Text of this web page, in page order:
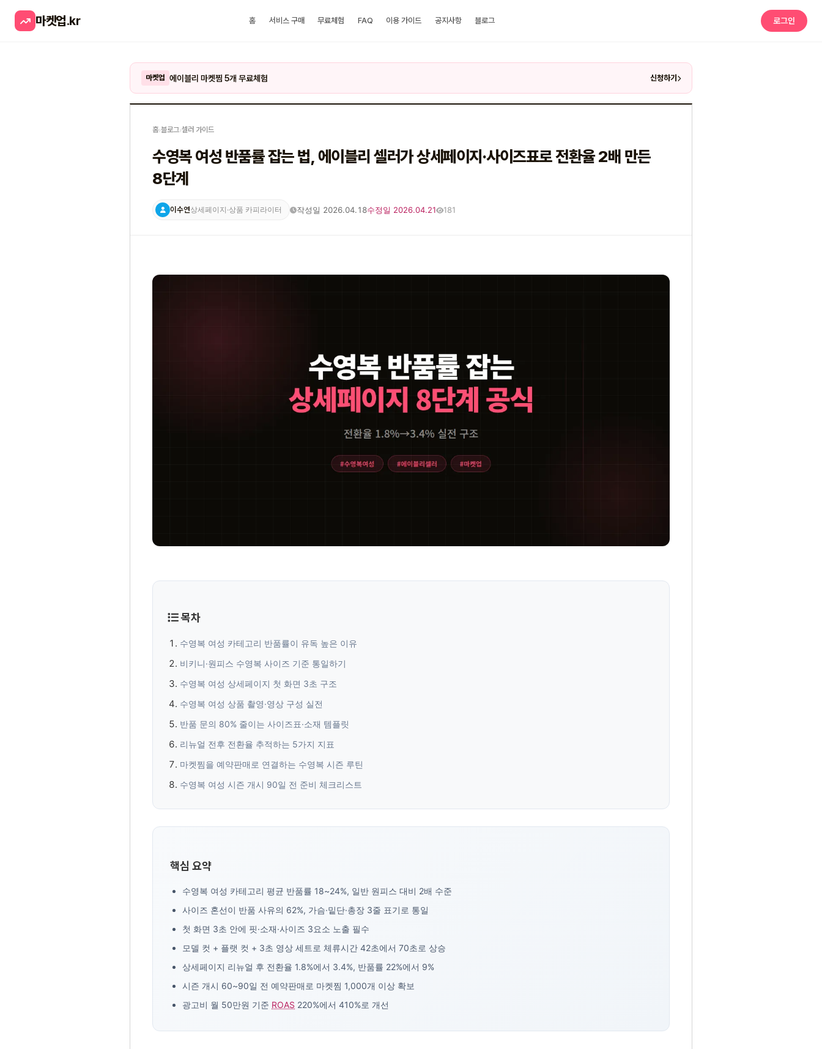
마켓업.kr 홈 서비스 구매 무료체험 FAQ 이용 가이드 공지사항 블로그 로그인
마켓업 에이블리 마켓찜 5개 무료체험 신청하기
홈›블로그›셀러 가이드
수영복 여성 반품률 잡는 법, 에이블리 셀러가 상세페이지·사이즈표로 전환율 2배 만든
8단계
이수연상세페이지·상품 카피라이터 작성일 2026.04.18수정일 2026.04.21 181
목차
수영복 여성 카테고리 반품률이 유독 높은 이유
비키니·원피스 수영복 사이즈 기준 통일하기
수영복 여성 상세페이지 첫 화면 3초 구조
수영복 여성 상품 촬영·영상 구성 실전
반품 문의 80% 줄이는 사이즈표·소재 템플릿
리뉴얼 전후 전환율 추적하는 5가지 지표
마켓찜을 예약판매로 연결하는 수영복 시즌 루틴
수영복 여성 시즌 개시 90일 전 준비 체크리스트
핵심 요약
수영복 여성 카테고리 평균 반품률 18~24%, 일반 원피스 대비 2배 수준
사이즈 혼선이 반품 사유의 62%, 가슴·밑단·총장 3줄 표기로 통일
첫 화면 3초 안에 핏·소재·사이즈 3요소 노출 필수
모델 컷 + 플랫 컷 + 3초 영상 세트로 체류시간 42초에서 70초로 상승
상세페이지 리뉴얼 후 전환율 1.8%에서 3.4%, 반품률 22%에서 9%
시즌 개시 60~90일 전 예약판매로 마켓찜 1,000개 이상 확보
광고비 월 50만원 기준 ROAS 220%에서 410%로 개선